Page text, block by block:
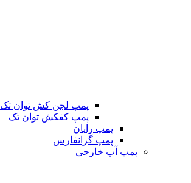
پمپ لجن کش توان تک
پمپ کفکش توان تک
پمپ رایان
پمپ گرانفارس
پمپ آب خارجی